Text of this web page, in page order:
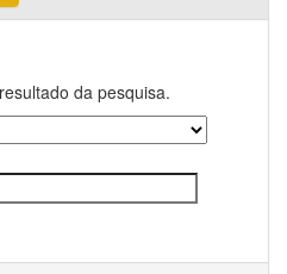
da pesquisa.